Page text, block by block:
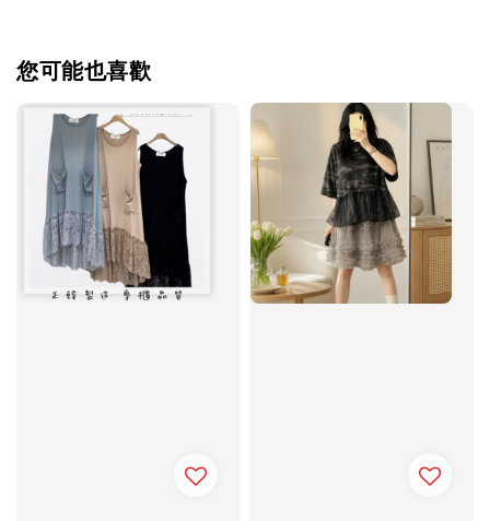
您可能也喜歡